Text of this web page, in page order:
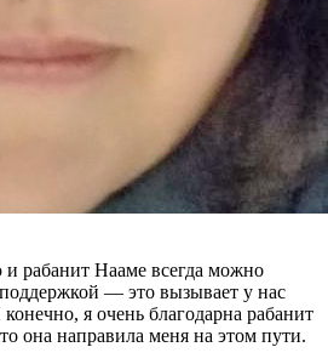
рабанит Нааме всегда можно
поддержкой — это вызывает у нас
я очень благодарна рабанит
она направила меня на этом пути.